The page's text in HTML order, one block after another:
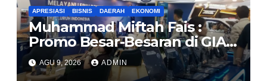
APRESIASI BISNIS DAERAH EKONOMI
Muhammad Miftah Fais :
Promo Besar-Besaran di GIAS,
GPS.id Tawarkan Free
Instalasi Free Charge
AGU 9, 2026 ADMIN